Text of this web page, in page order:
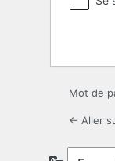
Mot de
← Aller